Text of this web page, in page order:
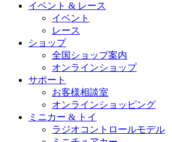
イベント & レース
イベント
レース
ショップ
全国ショップ案内
オンラインショップ
サポート
お客様相談室
オンラインショッピング
ミニカー & トイ
ラジオコントロールモデル